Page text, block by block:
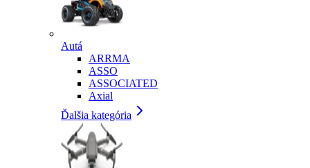
Autá
ARRMA
ASSO
ASSOCIATED
Axial
Ďalšia kategória